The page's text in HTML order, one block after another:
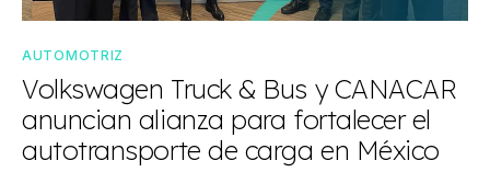
AUTOMOTRIZ
Volkswagen Truck & Bus y CANACAR
anuncian alianza para fortalecer el
autotransporte de carga en México